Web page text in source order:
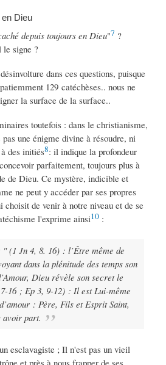
Dieu
depuis toujours en Dieu"7 ?
le signe ?
dans ces questions, puisque
129 catéchèses.. nous ne
la surface de la surface..
toutefois : dans le christianisme,
une énigme divine à résoudre, ni
des initiés8: il indique la profondeur
parfaitement, toujours plus à
de Dieu. Ce mystère, indicible et
ne peut y accéder par ses propres
de venir à notre niveau et de se
l'exprime ainsi10 :
(1 Jn 4, 8. 16) : l’Être même de
dans la plénitude des temps son
Dieu révèle son secret le
16 ; Ep 3, 9-12) : Il est Lui-même
: Père, Fils et Esprit Saint,
avoir part.
esclavagiste ; Il n'est pas un vieil